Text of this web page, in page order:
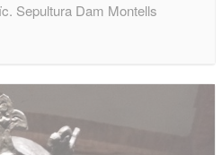
Sepultura Dam Montells